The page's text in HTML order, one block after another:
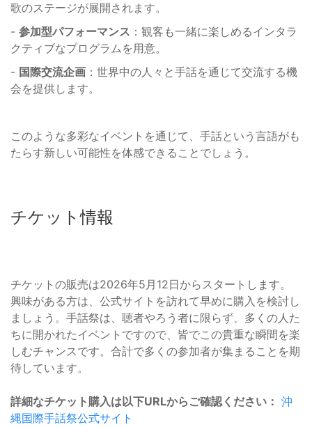
歌のステージが展開されます。
- 参加型パフォーマンス ：観客も一緒に楽しめるインタラ
クティブなプログラムを用意。
- 国際交流企画 ：世界中の人々と手話を通じて交流する機
会を提供します。
このような多彩なイベントを通じて、手話という言語がも
たらす新しい可能性を体感できることでしょう。
チケット情報
チケットの販売は2026年5月12日からスタートします。
興味がある方は、公式サイトを訪れて早めに購入を検討し
ましょう。手話祭は、聴者やろう者に限らず、多くの人た
ちに開かれたイベントですので、皆でこの貴重な瞬間を楽
しむチャンスです。合計で多くの参加者が集まることを期
待しています。
詳細なチケット購入は以下URLからご確認ください： 沖
縄国際手話祭公式サイト